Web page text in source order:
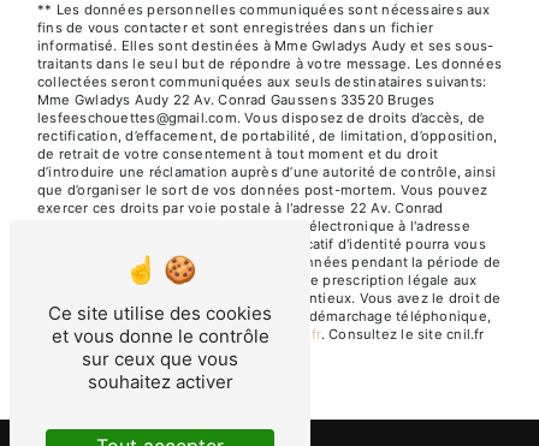
** Les données personnelles communiquées sont nécessaires aux
fins de vous contacter et sont enregistrées dans un fichier
informatisé. Elles sont destinées à Mme Gwladys Audy et ses sous-
traitants dans le seul but de répondre à votre message. Les données
collectées seront communiquées aux seuls destinataires suivants:
Mme Gwladys Audy 22 Av. Conrad Gaussens 33520 Bruges
lesfeeschouettes@gmail.com. Vous disposez de droits d’accès, de
rectification, d’effacement, de portabilité, de limitation, d’opposition,
de retrait de votre consentement à tout moment et du droit
d’introduire une réclamation auprès d’une autorité de contrôle, ainsi
que d’organiser le sort de vos données post-mortem. Vous pouvez
exercer ces droits par voie postale à l'adresse 22 Av. Conrad
Gaussens 33520 Bruges ou par courrier électronique à l'adresse
lesfeeschouettes@gmail.com. Un justificatif d'identité pourra vous
être demandé. Nous conservons vos données pendant la période de
prise de contact puis pendant la durée de prescription légale aux
fins probatoires et de gestion des contentieux. Vous avez le droit de
vous inscrire sur la liste d'opposition au démarchage téléphonique,
disponible à cette adresse: Bloctel.gouv.fr. Consultez le site cnil.fr
pour plus d’informations sur vos droits.
Ce site utilise des cookies
et vous donne le contrôle
sur ceux que vous
souhaitez activer